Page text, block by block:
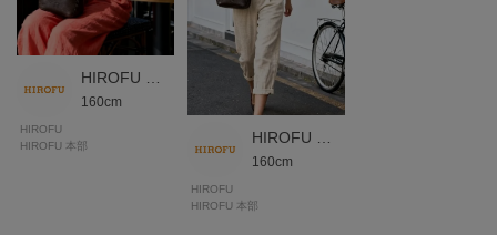
【グループについて】
シンプルなデザインの中にも、2種類の太さのステッチングがさり気ないポイ
ントになっている「デュオ」。
太さの違ったステッチが「二重奏」のようにみえることから名付けられまし
【気になるアイテムは『お気に入り登録』がおすすめです】
160cm
HIROFU
HIROFU 本部
160cm
HIROFU
HIROFU 本部